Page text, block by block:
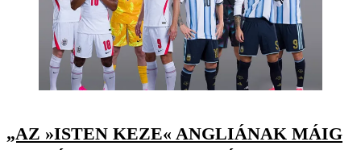
„AZ »ISTEN KEZE« ANGLIÁNAK MÁIG